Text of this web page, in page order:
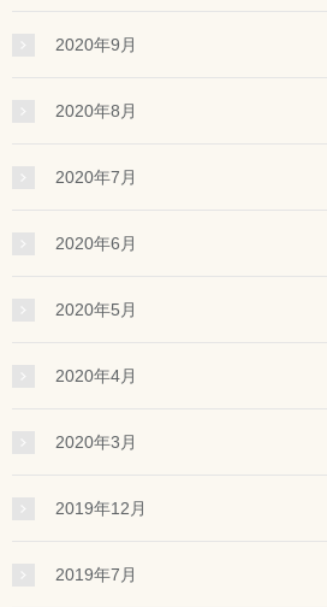
2020年9月
2020年8月
2020年7月
2020年6月
2020年5月
2020年4月
2020年3月
2019年12月
2019年7月